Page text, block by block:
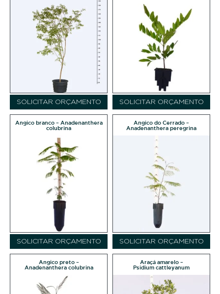
SOLICITAR ORÇAMENTO SOLICITAR ORÇAMENTO
Angico branco – Anadenanthera
colubrina
SOLICITAR ORÇAMENTO
Angico do Cerrado –
Anadenanthera peregrina
SOLICITAR ORÇAMENTO
Angico preto –
Anadenanthera colubrina
Araçá amarelo –
Psidium cattleyanum